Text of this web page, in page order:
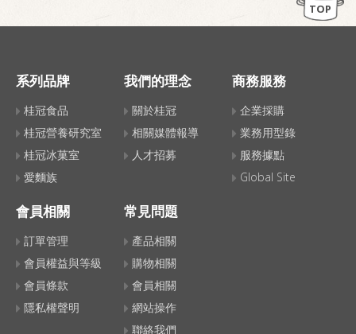
TOP
系列品牌
桂冠食品
桂冠營養研究室
桂冠冰菓室
愛麵族
我們的理念
關於桂冠
相關媒體報導
人才招募
商務服務
企業採購
業務用型錄
服務據點
Global Site
會員相關
訂單管理
會員權益與等級
會員條款
隱私權聲明
常見問題
產品相關
購物相關
會員相關
網站操作
聯絡我們